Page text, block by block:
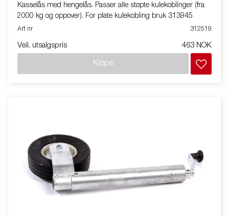
Kasselås med hengelås. Passer alle støpte kulekoblinger (fra
2000 kg og oppover). For plate kulekobling bruk 313945
Art nr 312519
Veil. utsalgspris 463 NOK
Kjøpe